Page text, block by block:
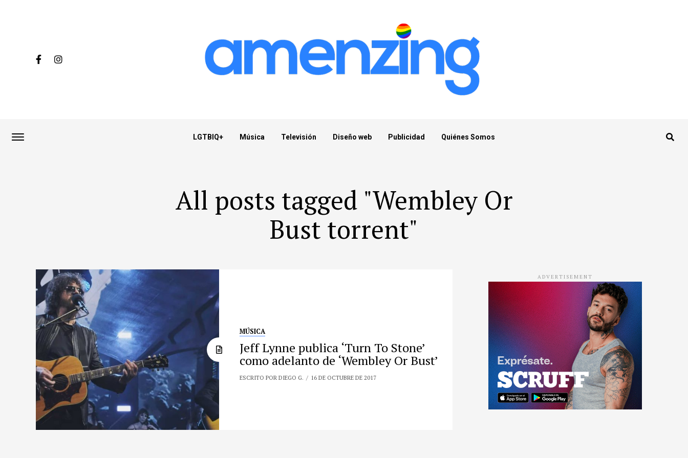
LGTBIQ+ Música Televisión Diseño web Publicidad Quiénes Somos
All posts tagged "Wembley Or
Bust torrent"
MÚSICA
Jeff Lynne publica ‘Turn To Stone’
como adelanto de ‘Wembley Or Bust’
ESCRITO POR DIEGO G. 16 DE OCTUBRE DE 2017
ADVERTISEMENT